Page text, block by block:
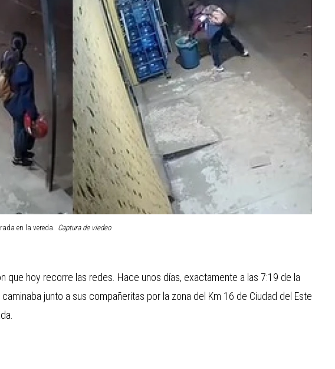
en la vereda. Captura de viedeo
que hoy recorre las redes. Hace unos días, exactamente a las 7:19 de la
junto a sus compañeritas por la zona del Km 16 de Ciudad del Este